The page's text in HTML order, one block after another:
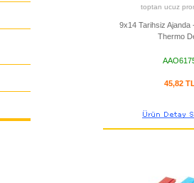
toptan ucuz
9x14 Tarihsiz Ajanda
Thermo
45,82 TL